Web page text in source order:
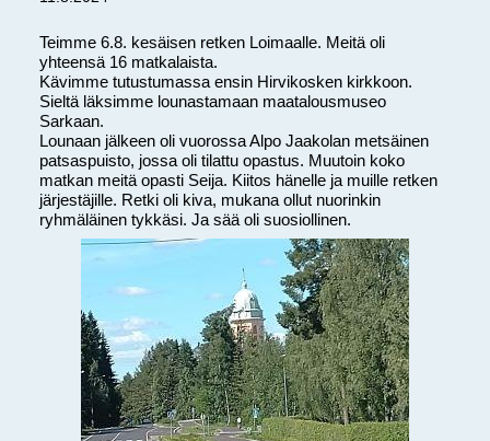
Teimme 6.8. kesäisen retken Loimaalle. Meitä oli
yhteensä 16 matkalaista.
Kävimme tutustumassa ensin Hirvikosken kirkkoon.
Sieltä läksimme lounastamaan maatalousmuseo
Sarkaan.
Lounaan jälkeen oli vuorossa Alpo Jaakolan metsäinen
patsaspuisto, jossa oli tilattu opastus. Muutoin koko
matkan meitä opasti Seija. Kiitos hänelle ja muille retken
järjestäjille. Retki oli kiva, mukana ollut nuorinkin
ryhmäläinen tykkäsi. Ja sää oli suosiollinen.